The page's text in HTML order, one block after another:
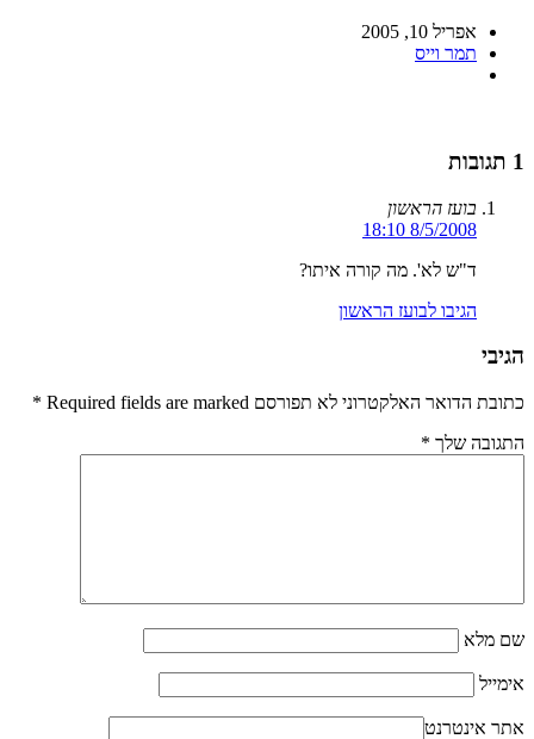
אפריל 10, 2005
תמר וייס
1 תגובות
בועז הראשון
8/5/2008 18:10
ד"ש לא'. מה קורה איתו?
הגיבו לבועז הראשון
הגיבי
כתובת הדואר האלקטרוני לא תפורסם Required fields are marked
*
התגובה שלך *
שם מלא
אימייל
אתר אינטרנט